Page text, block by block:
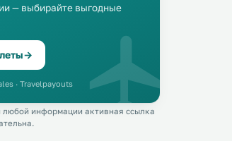
— выбирайте выгодные
→
· Travelpayouts
информации активная ссылка